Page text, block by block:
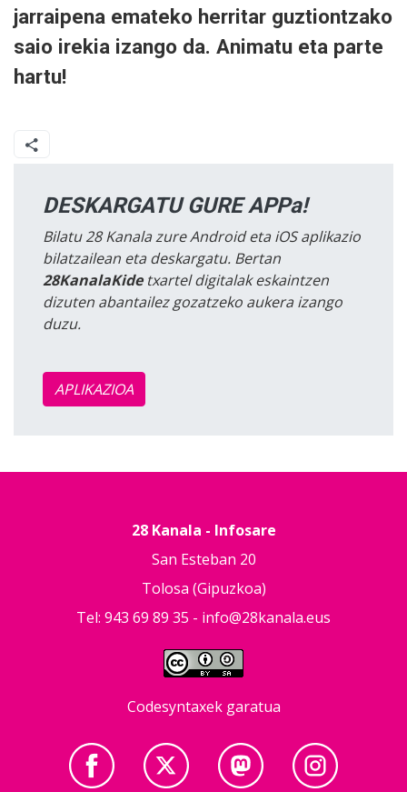
jarraipena emateko herritar guztiontzako
saio irekia izango da. Animatu eta parte
hartu!
DESKARGATU GURE APPa!
Bilatu 28 Kanala zure Android eta iOS aplikazio
bilatzailean eta deskargatu. Bertan
28KanalaKidetxartel digitalak eskaintzen
dizuten abantailez gozatzeko aukera izango
duzu.
APLIKAZIOA
28 Kanala - Infosare
San Esteban 20
Tolosa (Gipuzkoa)
Tel: 943 69 89 35 - info@28kanala.eus
Codesyntaxek garatua